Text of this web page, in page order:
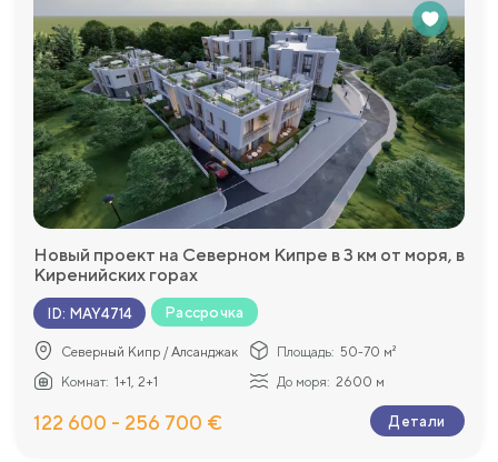
Новый проект на Северном Кипре в 3 км от моря, в
Киренийских горах
ID: MAY4714 Рассрочка
Северный Кипр / Алсанджак Площадь: 50-70 м²
Комнат: 1+1, 2+1 До моря: 2600 м
122 600 - 256 700 € Детали